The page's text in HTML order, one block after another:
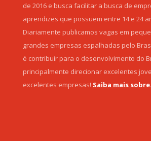
de 2016 e busca facilitar a busca de
aprendizes que possuem entre 14 e 24
Diariamente publicamos vagas em
grandes empresas espalhadas pelo
é contribuir para o desenvolvimento do
principalmente direcionar excelentes
excelentes empresas! Saiba mais sobre.